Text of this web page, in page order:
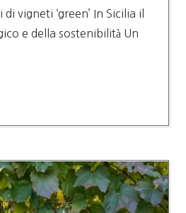
vigneti ‘green’ In Sicilia il
e della sostenibilità Un